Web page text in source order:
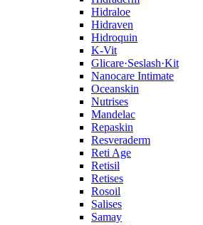
Hidraloe
Hidraven
Hidroquin
K-Vit
Glicare·Seslash·Kit
Nanocare Intimate
Oceanskin
Nutrises
Mandelac
Repaskin
Resveraderm
Reti Age
Retisil
Retises
Rosoil
Salises
Samay